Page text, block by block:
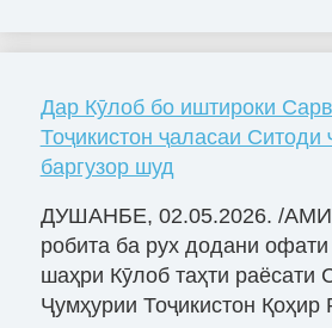
Дар Кӯлоб бо иштироки
Тоҷикистон ҷаласаи Ситоди
баргузор шуд
ДУШАНБЕ, 02.05.2026. /
робита ба рух додани
шаҳри Кӯлоб таҳти раёсати
Ҷумҳурии Тоҷикистон Қоҳир